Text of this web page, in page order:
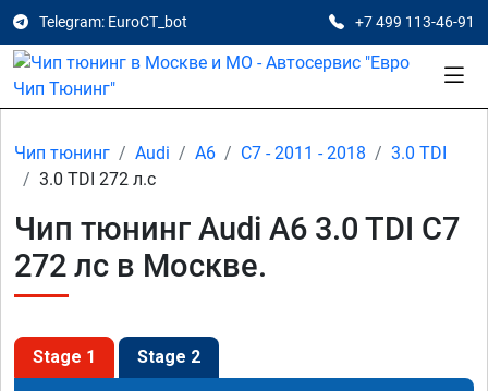
Telegram: EuroCT_bot +7 499 113-46-91
Чип тюнинг Audi A6 C7 - 2011 - 2018
3.0 TDI
3.0 TDI 272 л.с
Чип тюнинг Audi A6 3.0 TDI C7
272 лс в Москве.
Stage 1 Stage 2